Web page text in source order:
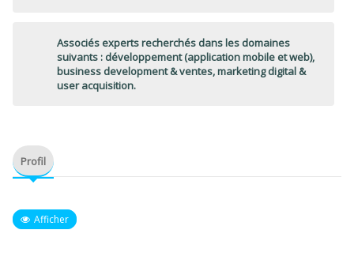
Associés experts recherchés dans les domaines
suivants : développement (application mobile et web),
business development & ventes, marketing digital &
user acquisition.
Profil
Afficher